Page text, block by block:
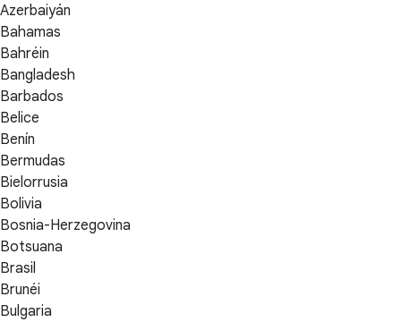
Azerbaiyán
Bahamas
Bahréin
Bangladesh
Barbados
Belice
Benín
Bermudas
Bielorrusia
Bolivia
Bosnia-Herzegovina
Botsuana
Brasil
Brunéi
Bulgaria